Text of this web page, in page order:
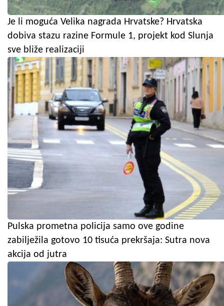
Je li moguća Velika nagrada Hrvatske? Hrvatska
dobiva stazu razine Formule 1, projekt kod Slunja
sve bliže realizaciji
Pulska prometna policija samo ove godine
zabilježila gotovo 10 tisuća prekršaja: Sutra nova
akcija od jutra